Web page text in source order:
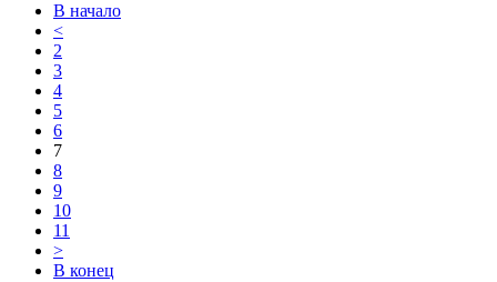
В начало
<
2
3
4
5
6
7
8
9
10
11
>
В конец